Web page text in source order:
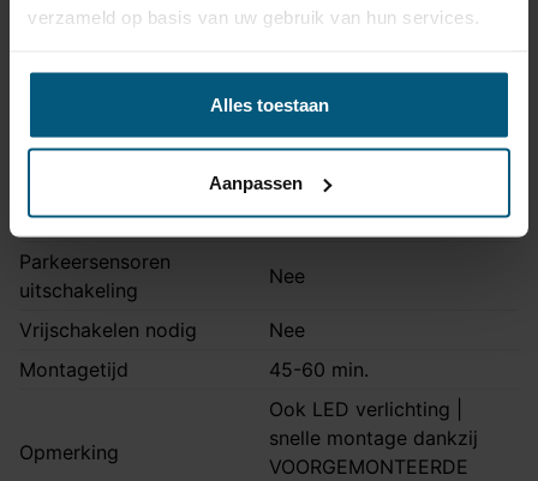
verzameld op basis van uw gebruik van hun services.
Alles toestaan
Aanpassen
Kabelset specificatie
Artikelnummer
Unikit 7
7 polig
Kabelset type
Universeel met module
Stekkeraansluiting
Zonder originele
connectoren
Parkeersensoren
uitschakeling
Nee
Vrijschakelen nodig
Nee
Montagetijd
45-60 min.
Opmerking
Ook LED verlichting |
snelle montage dankzij
VOORGEMONTEERDE